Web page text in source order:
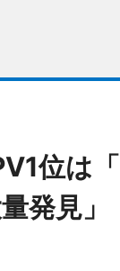
位は
発見」